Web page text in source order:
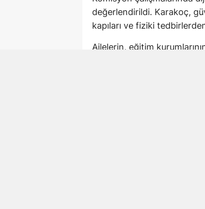
değerlendirildi. Karakoç,
kapıları ve fiziki
Ailelerin, eğitim